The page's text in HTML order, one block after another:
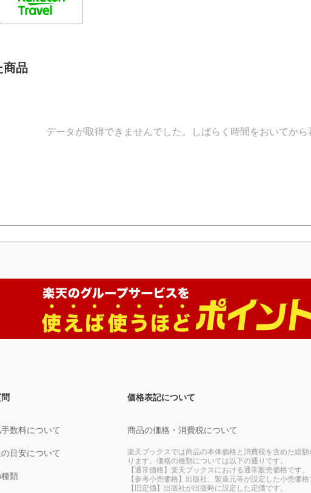
商品
データが取得できませんでした。しばらく時間をおいてから
数料について
目安について
類
価格表記について
商品の価格・消費税について
楽天ブックスでは商品の本体価格と消費税を含めた総額
ります。価格の種類については以下の通りです。
【通常価格】楽天ブックスにおける通常販売価格です。
【参考小売価格】出版社、製造元等が設定した小売価格
【旧定価】出版社が出版時に設定した定価です。